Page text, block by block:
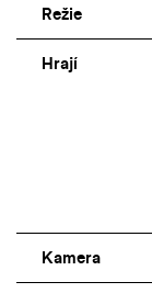
Režie
Hrají
Kamera